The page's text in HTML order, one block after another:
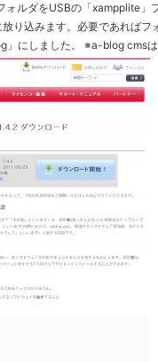
ォルダをUSBの「xampplite」
放り込みます。必要であればフ
」にしました。 ※a-blog cmsは